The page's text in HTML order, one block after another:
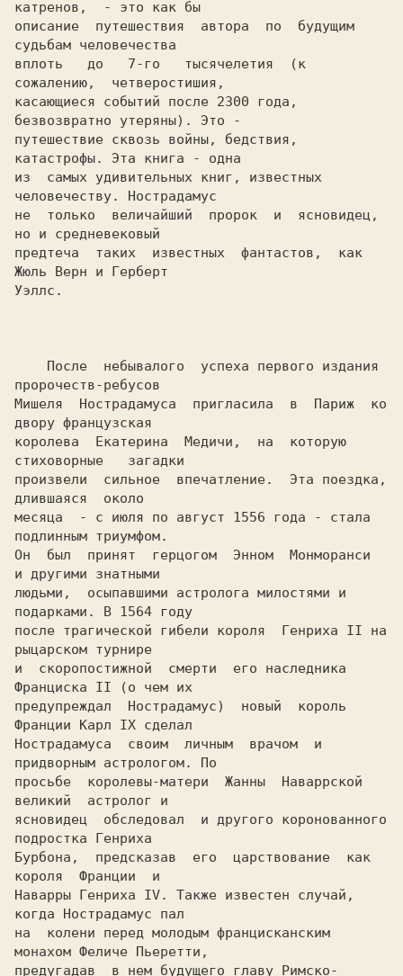
катренов,  - это как бы
описание  путешествия  автора  по  будущим
судьбам человечества
вплоть   до   7-го   тысячелетия  (к
сожалению,  четверостишия,
касающиеся событий после 2300 года,
безвозвратно утеряны). Это -
путешествие сквозь войны, бедствия,
катастрофы. Эта книга - одна
из  самых удивительных книг, известных
человечеству. Нострадамус
не  только  величайший  пророк  и  ясновидец,
но и средневековый
предтеча  таких  известных  фантастов,  как
Жюль Верн и Герберт
Уэллс.
пророчеств-ребусов
Мишеля  Нострадамуса  пригласила  в  Париж  ко
двору французская
королева  Екатерина  Медичи,  на  которую
стиховорные   загадки
произвели  сильное  впечатление.  Эта поездка,
длившаяся  около
месяца  - с июля по август 1556 года - стала
подлинным триумфом.
Он  был  принят  герцогом  Энном  Монморанси
и другими знатными
людьми,  осыпавшими астролога милостями и
подарками. В 1564 году
после трагической гибели короля  Генриха II на
рыцарском турнире
и  скоропостижной  смерти  его наследника
Франциска II (о чем их
предупреждал  Нострадамус)  новый  король
Франции Карл IX сделал
Нострадамуса  своим  личным  врачом  и
придворным астрологом. По
просьбе  королевы-матери  Жанны  Наваррской
великий  астролог и
ясновидец  обследовал  и другого коронованного
подростка Генриха
Бурбона,  предсказав  его  царствование  как
короля  Франции  и
Наварры Генриха IV. Также известен случай,
когда Нострадамус пал
на  колени перед молодым францисканским
монахом Феличе Пьеретти,
предугадав  в нем будущего главу Римско-